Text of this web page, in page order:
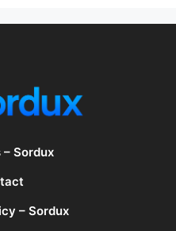
Sordux
– Sordux